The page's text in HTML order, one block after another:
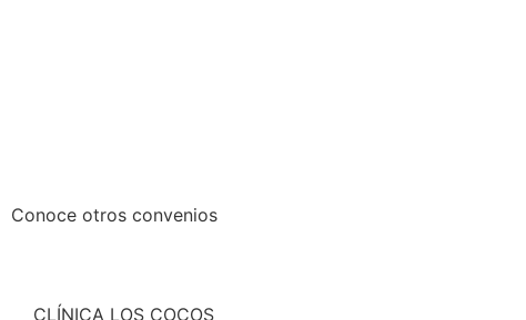
Conoce otros convenios
CLÍNICA LOS COCOS